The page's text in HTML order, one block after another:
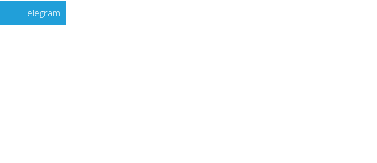
Telegram